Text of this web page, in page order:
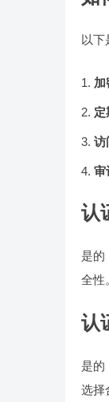
以下
加
定
访
审
认
是的
全性
认
是的
选择